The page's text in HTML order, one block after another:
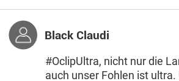
Black Claudi
#OclipUltra, nicht nur die
auch unser Fohlen ist